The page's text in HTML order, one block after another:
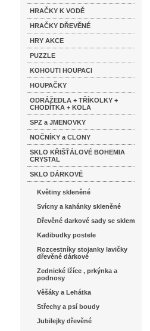
HRAČKY K VODĚ
HRAČKY DŘEVĚNÉ
HRY AKCE
PUZZLE
KOHOUTI HOUPACI
HOUPAČKY
ODRÁŽEDLA + TŘÍKOLKY +
CHODÍTKA + KOLA
SPZ a JMENOVKY
NOČNÍKY a CLONY
SKLO KŘIŠŤÁLOVÉ BOHEMIA
CRYSTAL
SKLO DÁRKOVÉ
Květiny skleněné
Svícny a kahánky skleněné
Dřevěné darkové sady se sklem
Kadibudky postele
Rozcestníky stojanky lavičky
dřevěné dárkové
Zednické lžíce , prkýnka a
podnosy
Věšáky a Lehátka
Střechy a psí boudy
Jubilejky dřevěné